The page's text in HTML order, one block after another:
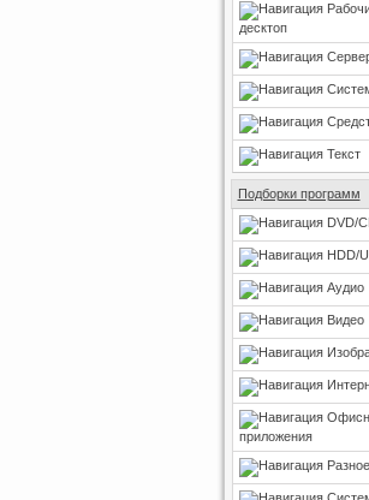
десктоп
Текст
Подборки программ
DVD/
HDD/
Аудио
Видео
приложения
Разное